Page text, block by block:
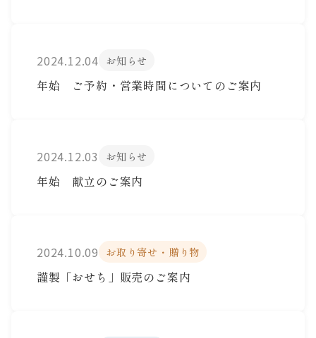
2024.12.04 お知らせ
年始 ご予約・営業時間についてのご案内
2024.12.03 お知らせ
年始 献立のご案内
2024.10.09 お取り寄せ・贈り物
謹製「おせち」販売のご案内